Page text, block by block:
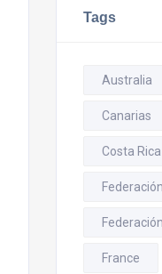
Tags
Australia
Canarias
Costa Rica
France